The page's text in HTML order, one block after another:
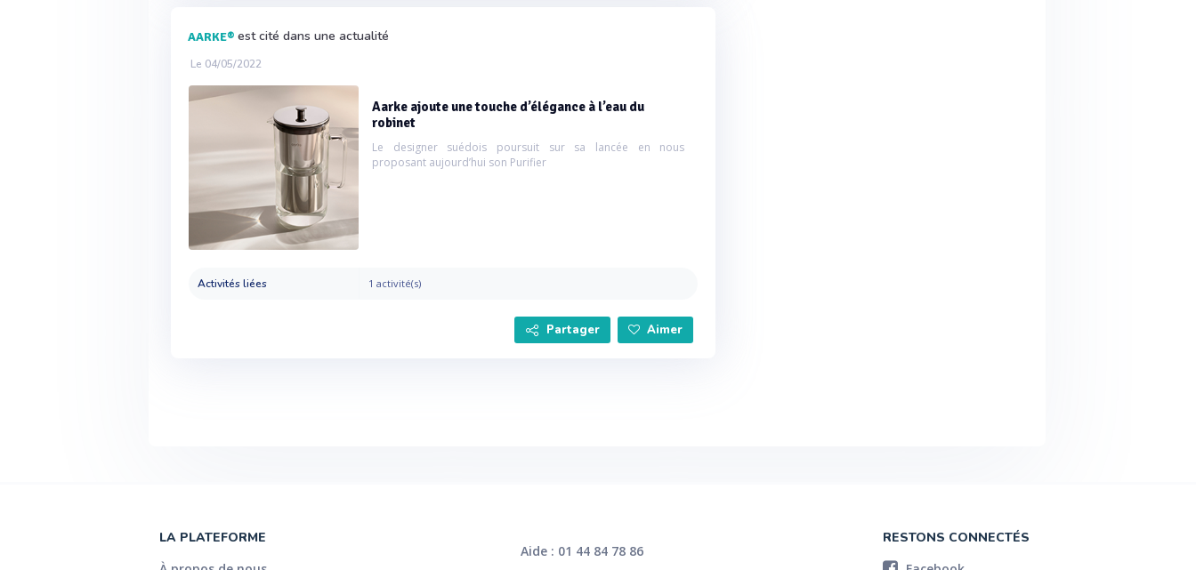
AARKE® est cité dans une actualité
Le 04/05/2022
Aarke ajoute une touche d’élégance à l’eau du
robinet
Le designer suédois poursuit sur sa lancée en nous
proposant aujourd’hui son Purifier
Activités liées 1 activité(s)
Partager Aimer
LA PLATEFORME
Aide : 01 44 84 78 86
RESTONS CONNECTÉS